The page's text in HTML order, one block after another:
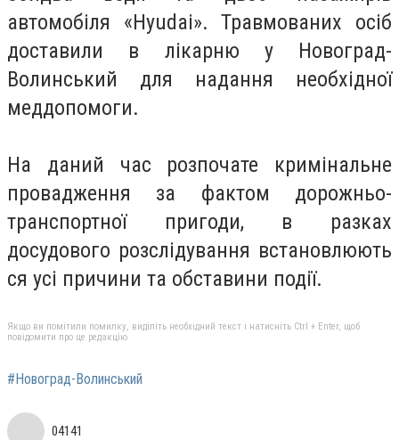
автомобіля «Hyudai». Травмованих осіб
доставили в лікарню у Новоград-
Волинський для надання необхідної
меддопомоги.
На даний час розпочате кримінальне
провадження за фактом дорожньо-
транспортної пригоди, в разках
досудового розслідування встановлюють
ся усі причини та обставини події.
Якщо ви помітили помилку, виділіть необхідний текст і натисніть Ctrl + Enter, щоб
повідомити про це редакцію
#Новоград-Волинський
04141